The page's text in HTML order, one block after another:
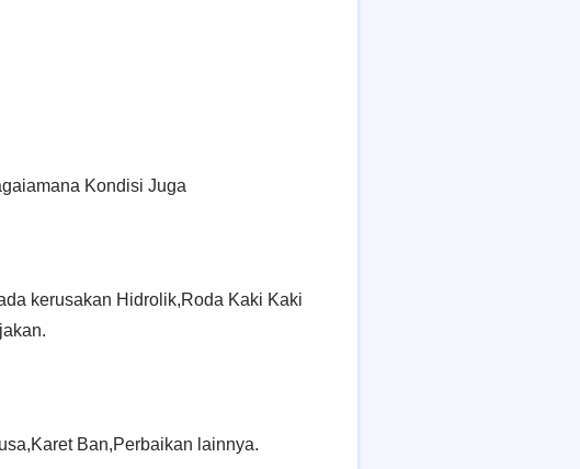
Kondisi Juga
kerusakan Hidrolik,Roda Kaki Kaki
Ban,Perbaikan lainnya.